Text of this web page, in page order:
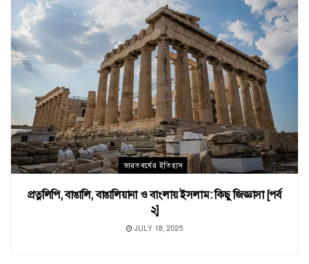
ভারতবর্ষের ইতিহাস
প্রত্নলিপি, বাঙালি, বাঙালিয়ানা ও বাংলায় ইসলাম: কিছু জিজ্ঞাসা [পর্ব
২]
JULY 18, 2025